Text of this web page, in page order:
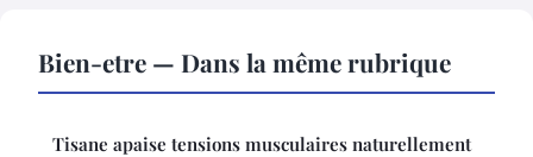
Bien-etre — Dans la même rubrique
Tisane apaise tensions musculaires naturellement